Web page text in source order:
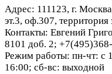
Адрес: 111123, г.
эт.3, оф.307,
Контакты: Евгений
8101 доб. 2;
Режим работы: пн-чт: с
16:00; сб-вс: выходной